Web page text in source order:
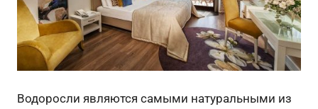
Водоросли являются самыми натуральными из